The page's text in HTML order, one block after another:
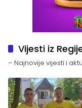
Vijesti iz
– Najnovije vijesti i